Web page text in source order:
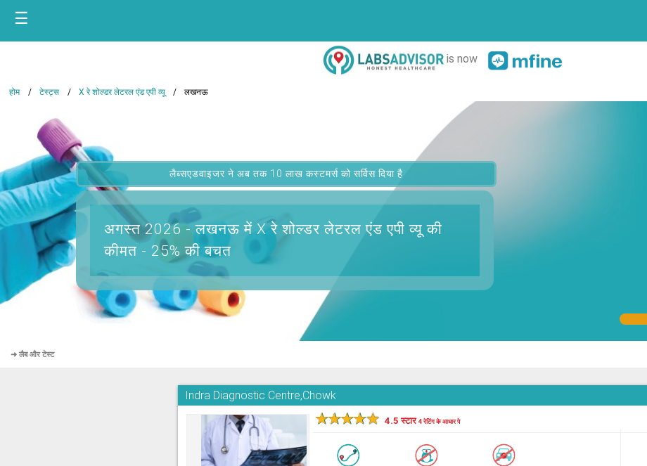
☰
is now
होम टेस्ट्स X रे शोल्डर लेटरल एंड एपी व्यू लखनऊ
लैब्सएडवाइजर ने अब तक 10 लाख कस्टमर्स को सर्विस दिया है
अगस्त 2026 -लखनऊ में X रे शोल्डर लेटरल एंड एपी व्यू की
कीमत - 25% की बचत
➜ लैब और टेस्ट
Indra Diagnostic Centre,Chowk
★★★★★ 4.5 स्टार4 रेटिंग के आधार पे